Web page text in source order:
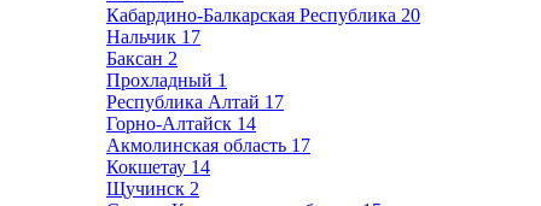
Кабардино-Балкарская Республика 20
Нальчик 17
Баксан 2
Прохладный 1
Республика Алтай 17
Горно-Алтайск 14
Акмолинская область 17
Кокшетау 14
Щучинск 2